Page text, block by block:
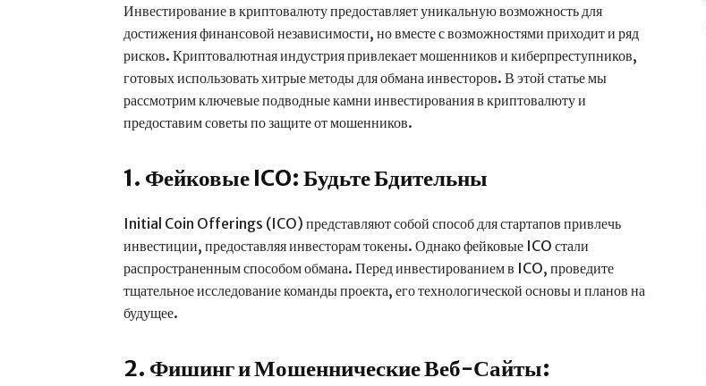
Инвестирование в криптовалюту предоставляет уникальную возможность для
достижения финансовой независимости, но вместе с возможностями приходит и ряд
рисков. Криптовалютная индустрия привлекает мошенников и киберпреступников,
готовых использовать хитрые методы для обмана инвесторов. В этой статье мы
рассмотрим ключевые подводные камни инвестирования в криптовалюту и
предоставим советы по защите от мошенников.
1. Фейковые ICO: Будьте Бдительны
Initial Coin Offerings (ICO) представляют собой способ для стартапов привлечь
инвестиции, предоставляя инвесторам токены. Однако фейковые ICO стали
распространенным способом обмана. Перед инвестированием в ICO, проведите
тщательное исследование команды проекта, его технологической основы и планов на
будущее.
2. Фишинг и Мошеннические Веб-Сайты: